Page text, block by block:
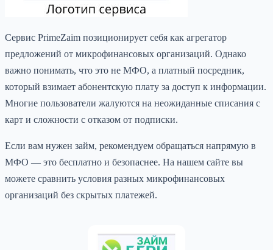
Сервис PrimeZaim позиционирует себя как агрегатор
предложений от микрофинансовых организаций. Однако
важно понимать, что это не МФО, а платный посредник,
который взимает абонентскую плату за доступ к информации.
Многие пользователи жалуются на неожиданные списания с
карт и сложности с отказом от подписки.
Если вам нужен займ, рекомендуем обращаться напрямую в
МФО — это бесплатно и безопаснее. На нашем сайте вы
можете сравнить условия разных микрофинансовых
организаций без скрытых платежей.